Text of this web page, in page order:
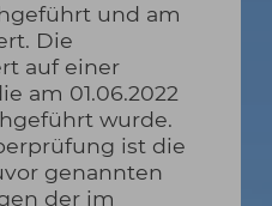
und am
Die
auf einer
am 01.06.2022
wurde.
ist die
genannten
der im